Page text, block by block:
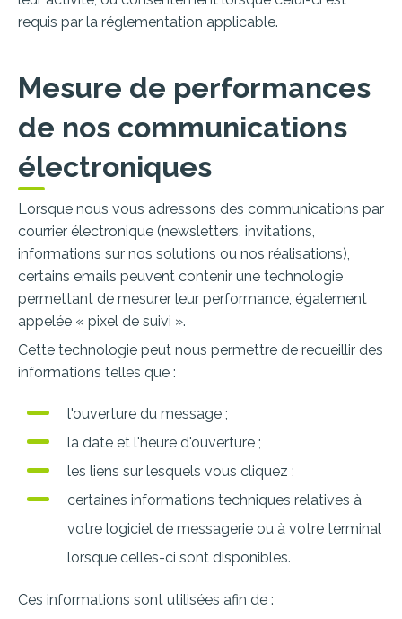
requis par la réglementation applicable.
Mesure de performances
de nos communications
électroniques
Lorsque nous vous adressons des communications par
courrier électronique (newsletters, invitations,
informations sur nos solutions ou nos réalisations),
certains emails peuvent contenir une technologie
permettant de mesurer leur performance, également
appelée « pixel de suivi ».
Cette technologie peut nous permettre de recueillir des
informations telles que :
l'ouverture du message ;
la date et l'heure d'ouverture ;
les liens sur lesquels vous cliquez ;
certaines informations techniques relatives à
votre logiciel de messagerie ou à votre terminal
lorsque celles-ci sont disponibles.
Ces informations sont utilisées afin de :